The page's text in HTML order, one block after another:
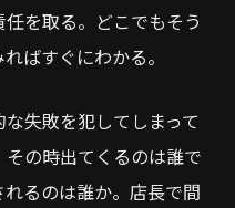
を取る。どこでもそう
ばすぐにわかる。
失敗を犯してしまって
の時出てくるのは誰で
るのは誰か。店長で間